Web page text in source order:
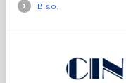
B.s.o.